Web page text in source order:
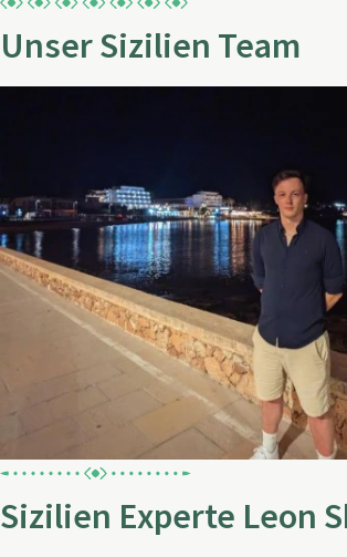
Unser Sizilien Team
Sizilien Experte Leon